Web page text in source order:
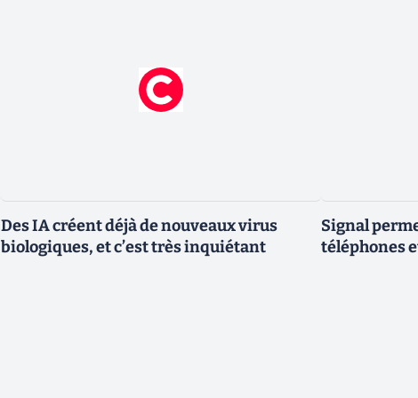
Des IA créent déjà de nouveaux virus
biologiques, et c’est très inquiétant
Signal
téléphones